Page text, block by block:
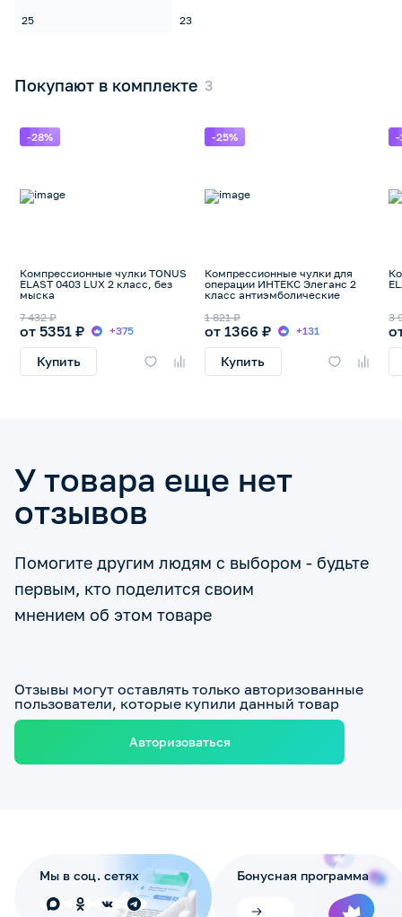
25 23
Покупают в комплекте
-28%
Компрессионные чулки TONUS
ELAST 0403 LUX 2 класс, без
мыска
от 5351 ₽
7 432 ₽
+375
Купить
-25%
Компрессионные чулки для
операции ИНТЕКС Элеганс 2
класс антиэмболические
от 1366 ₽
1 821 ₽
+131
Купить
-
3
У товара еще нет
отзывов
Помогите другим людям с выбором - будьте
первым, кто поделится своим
мнением об этом товаре
Отзывы могут оставлять только авторизованные
пользователи, которые купили данный товар
Авторизоваться
Мы в соц. сетях Бонусная программа